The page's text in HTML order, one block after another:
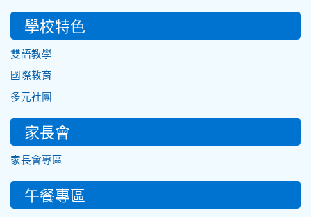
學校特色
雙語教學
國際教育
多元社團
家長會
家長會專區
午餐專區